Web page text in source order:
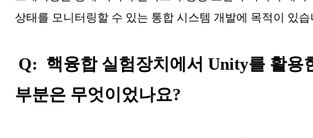
상태를 모니터링할 수 있는 통합 시스템 개발에 목적이 있습
Q: 핵융합 실험장치에서 Unity를 활용
부분은 무엇이었나요?